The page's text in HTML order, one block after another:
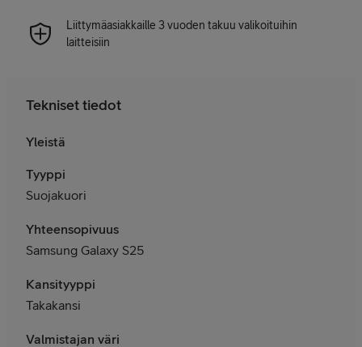
Liittymäasiakkaille 3 vuoden takuu valikoituihin
laitteisiin
Tekniset tiedot
Yleistä
Tyyppi
Suojakuori
Yhteensopivuus
Samsung Galaxy S25
Kansityyppi
Takakansi
Valmistajan väri